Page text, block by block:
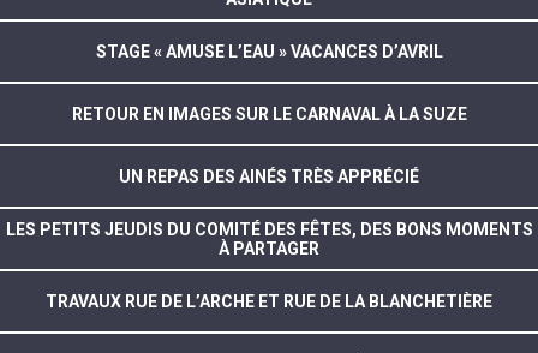
STAGE « AMUSE L’EAU » VACANCES D’AVRIL
RETOUR EN IMAGES SUR LE CARNAVAL À LA SUZE
UN REPAS DES AINÉS TRÈS APPRÉCIÉ
LES PETITS JEUDIS DU COMITÉ DES FÊTES, DES BONS MOMENTS
À PARTAGER
TRAVAUX RUE DE L’ARCHE ET RUE DE LA BLANCHETIÈRE